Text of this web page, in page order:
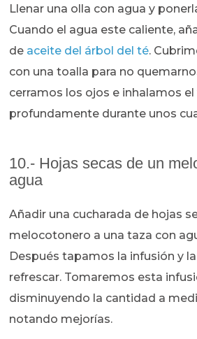
Llenar una olla con agua y
Cuando el agua este caliente,
de aceite del árbol del té.
con una toalla para no
cerramos los ojos e inhalamos
profundamente durante unos
10.- Hojas secas de un
agua
Añadir una cucharada de hojas
melocotonero a una taza con
Después tapamos la infusión y
refrescar. Tomaremos esta
disminuyendo la cantidad a
notando mejorías.